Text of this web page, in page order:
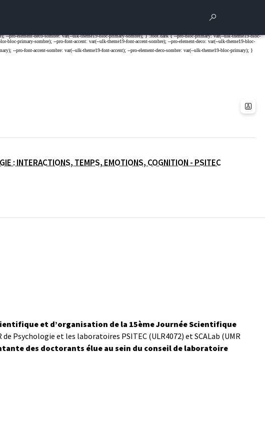
Rechercher
: INTERACTIONS, TEMPS, EMOTIONS, COGNITION - PSITEC
et d’organisation de la 15ème Journée Scientifique
de Psychologie et les laboratoires PSITEC (ULR4072) et SCALab (UMR
des doctorants élue au sein du conseil de laboratoire